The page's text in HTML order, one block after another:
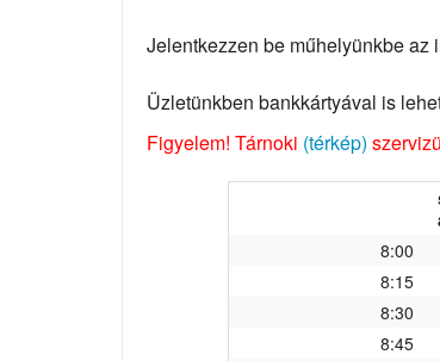
Jelentkezzen be műhelyünkbe
Üzletünkben bankkártyával is
Figyelem! Tárnoki (térkép)
8:00
8:15
8:30
8:45